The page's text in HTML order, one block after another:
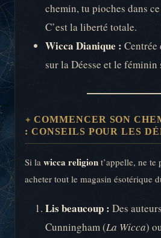
chemin, tu pioches dans
C’est la liberté totale.
Wicca Dianique : Centrée
sur la Déesse et le féminin
COMMENCER SON
: CONSEILS POUR LES
Si la wicca religion t’appelle, ne te
acheter tout le magasin ésotérique
Lis beaucoup : Des
Cunningham (La Wicca)